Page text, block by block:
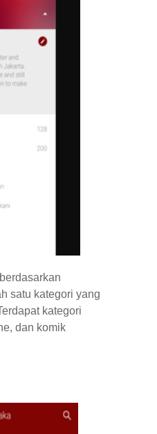
satu kategori yang
kategori
, dan komik